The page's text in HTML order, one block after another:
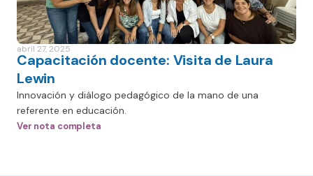
abril 27, 2025
Capacitación docente: Visita de Laura
Lewin
Innovación y diálogo pedagógico de la mano de una
referente en educación.
Ver nota completa